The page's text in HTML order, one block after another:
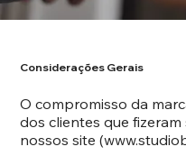
Considerações Gerais
O compromisso da
dos clientes que
nossos site (